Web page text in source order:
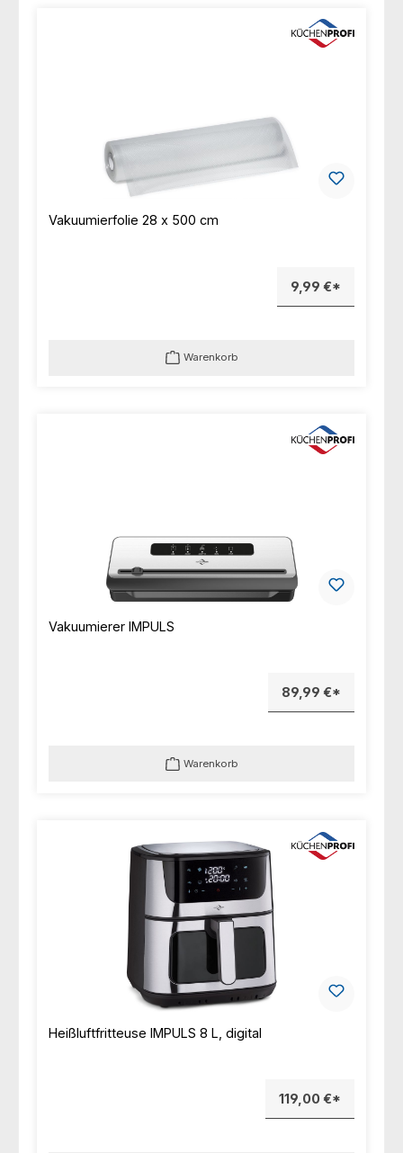
Vakuumierfolie 28 x 500 cm
9,99 €*
Warenkorb
Vakuumierer IMPULS
89,99 €*
Warenkorb
Heißluftfritteuse IMPULS 8 L, digital
119,00 €*